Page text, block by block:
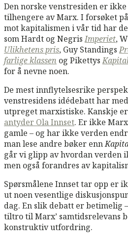
Den norske venstresiden er
tilhengere av Marx. I forsøket
mot kapitalismen i vår tid har
som Hardt og NegrisImperiet,
Ulikhetens pris, Guy Standings
farlige klassen og Pikettys
for å nevne noen.
De mest innflytelsesrike
venstresidens idédebatt har
utpreget marxistiske. Kanskje
antyder Ola Innset. Er ikke
gamle – og har ikke verden
man lese andre bøker enn
går vi glipp av hvordan verden
men også forandres av
Spørsmålene Innset tar opp er
ut noen vesentlige
dag. En slik debatt er betimelig
tiltro til Marx’ samtidsrelevans
konstruktiv utfordring.